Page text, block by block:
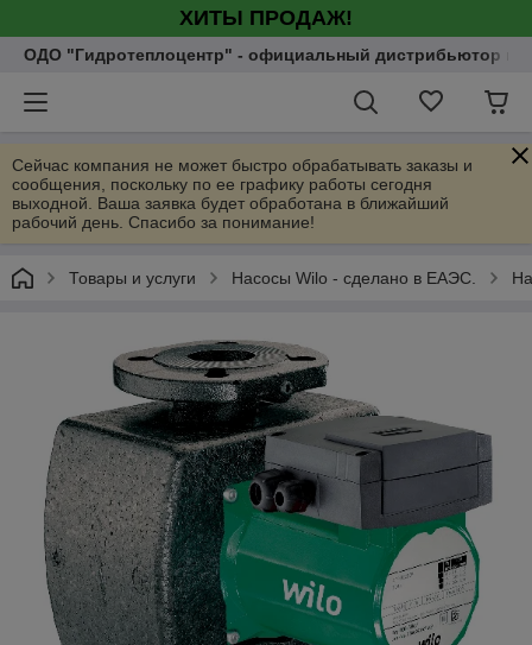
ХИТЫ ПРОДАЖ!
ОДО "Гидротеплоцентр" - официальный дистрибьютор
Сейчас компания не может быстро обрабатывать заказы и
сообщения, поскольку по ее графику работы сегодня
выходной. Ваша заявка будет обработана в ближайший
рабочий день. Спасибо за понимание!
Товары и услуги Насосы Wilo - сделано в ЕАЭС.